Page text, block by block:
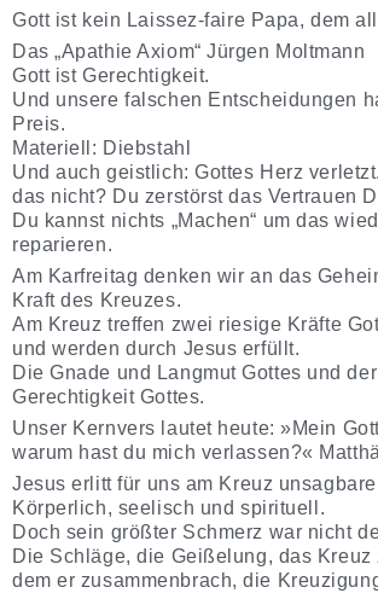
Gott ist kein Laissez-faire Papa, dem
Das „Apathie Axiom“ Jürgen Moltmann
Gott ist Gerechtigkeit.
Und unsere falschen Entscheidungen
Preis.
Materiell: Diebstahl
Und auch geistlich: Gottes Herz
das nicht? Du zerstörst das Vertrauen
Du kannst nichts „Machen“ um das
reparieren.
Am Karfreitag denken wir an das
Kraft des Kreuzes.
Am Kreuz treffen zwei riesige Kräfte
und werden durch Jesus erfüllt.
Die Gnade und Langmut Gottes und
Gerechtigkeit Gottes.
Unser Kernvers lautet heute: »Mein
warum hast du mich verlassen?«
Jesus erlitt für uns am Kreuz
Körperlich, seelisch und spirituell.
Doch sein größter Schmerz war nicht
Die Schläge, die Geißelung, das Kreuz
dem er zusammenbrach, die